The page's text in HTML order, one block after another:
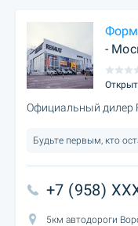
-
Официальный дилер
Будьте первым, кто
+7 (958)
5км автодороги